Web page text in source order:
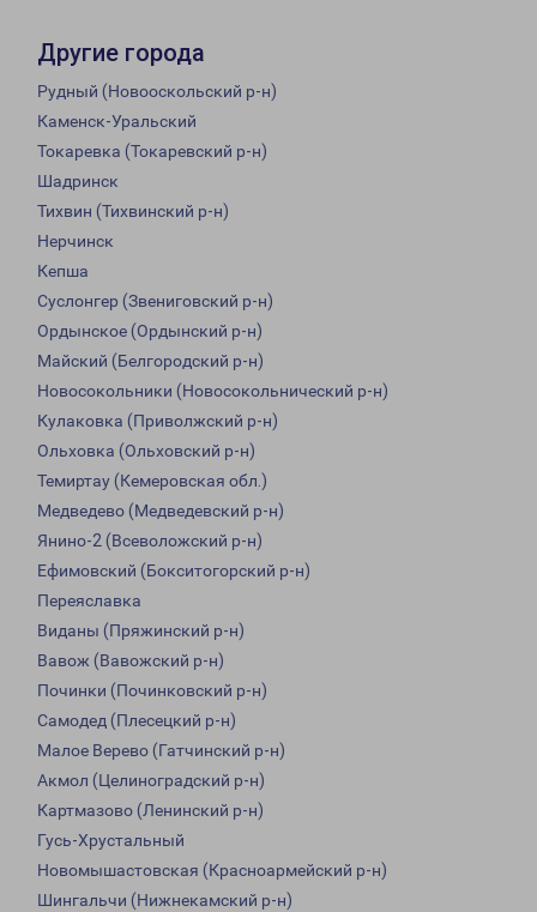
Другие города
Рудный (Новооскольский р-н)
Каменск-Уральский
Токаревка (Токаревский р-н)
Шадринск
Тихвин (Тихвинский р-н)
Нерчинск
Кепша
Суслонгер (Звениговский р-н)
Ордынское (Ордынский р-н)
Майский (Белгородский р-н)
Новосокольники (Новосокольнический р-н)
Кулаковка (Приволжский р-н)
Ольховка (Ольховский р-н)
Темиртау (Кемеровская обл.)
Медведево (Медведевский р-н)
Янино-2 (Всеволожский р-н)
Ефимовский (Бокситогорский р-н)
Переяславка
Виданы (Пряжинский р-н)
Вавож (Вавожский р-н)
Починки (Починковский р-н)
Самодед (Плесецкий р-н)
Малое Верево (Гатчинский р-н)
Акмол (Целиноградский р-н)
Картмазово (Ленинский р-н)
Гусь-Хрустальный
Новомышастовская (Красноармейский р-н)
Шингальчи (Нижнекамский р-н)